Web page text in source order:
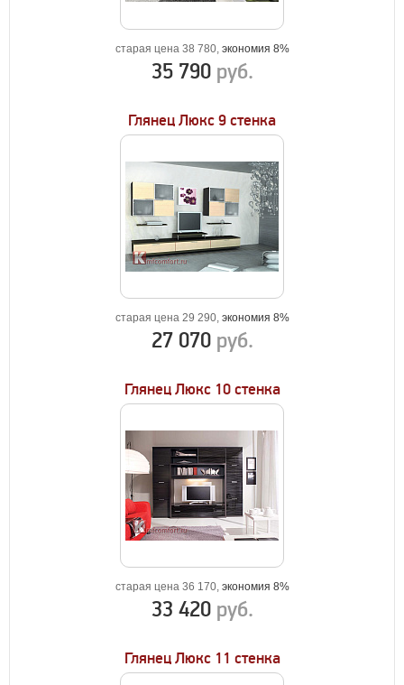
старая цена 38 780, экономия 8%
35 790 руб.
Глянец Люкс 9 стенка
старая цена 29 290, экономия 8%
27 070 руб.
Глянец Люкс 10 стенка
старая цена 36 170, экономия 8%
33 420 руб.
Глянец Люкс 11 стенка